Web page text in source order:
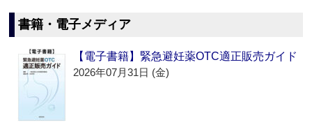
書籍・電子メディア
【電子書籍】緊急避妊薬OTC適正販売ガイド
2026年07月31日 (金)